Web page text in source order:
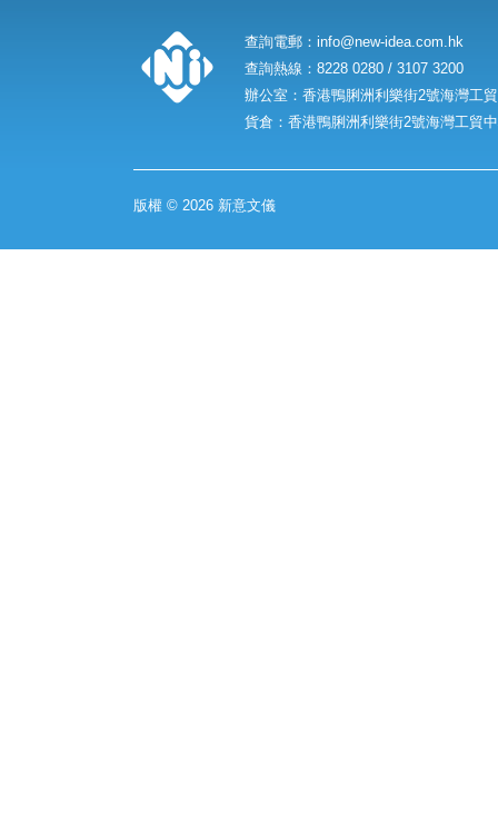
查詢電郵： info@new-idea.com.hk
查詢熱線：8228 0280 / 3107 3200
辦公室：香港鴨脷洲利樂街2號海灣工
貨倉：香港鴨脷洲利樂街2號海灣工貿
版權 © 2026 新意文儀